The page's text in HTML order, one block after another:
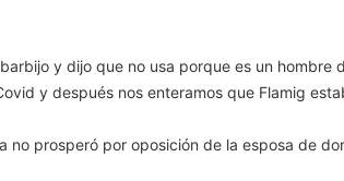
y dijo que no usa porque es un hombre
y después nos enteramos que Flamig
no prosperó por oposición de la esposa de